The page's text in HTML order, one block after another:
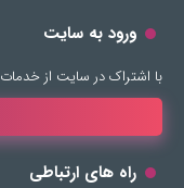
ورود به سایت
با اشتراک در سایت از
راه های ارتباطی